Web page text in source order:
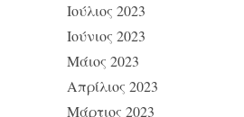
Ιούλιος 2023
Ιούνιος 2023
Μάιος 2023
Απρίλιος 2023
Μάρτιος 2023